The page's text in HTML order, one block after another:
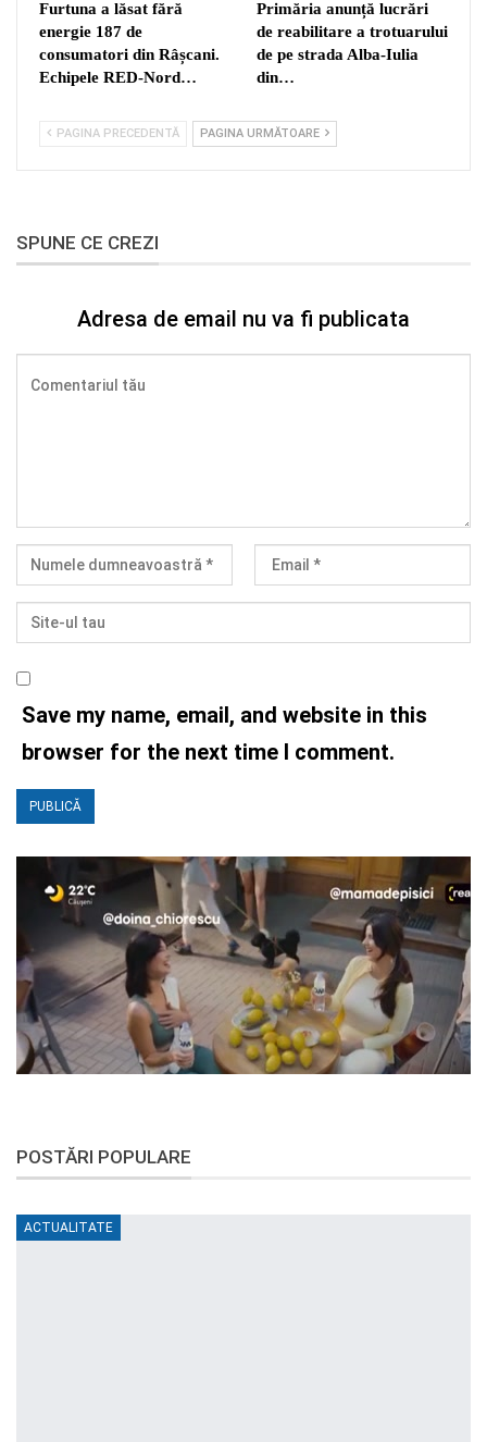
Furtuna a lăsat fără
energie 187 de
consumatori din Râșcani.
Echipele RED-Nord…
Primăria anunță lucrări
de reabilitare a trotuarului
de pe strada Alba-Iulia
din…
PAGINA PRECEDENTĂ PAGINA URMĂTOARE
SPUNE CE CREZI
Adresa de email nu va fi publicata
Save my name, email, and website in this
browser for the next time I comment.
POSTĂRI POPULARE
ACTUALITATE